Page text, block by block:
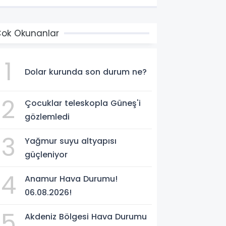
Okunanlar
1 Dolar kurunda son durum ne?
2
Çocuklar teleskopla Güneş'i
gözlemledi
3
Yağmur suyu altyapısı
güçleniyor
4
Anamur Hava Durumu!
06.08.2026!
Akdeniz Bölgesi Hava Durumu